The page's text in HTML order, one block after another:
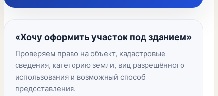
«Хочу оформить участок под зданием»
Проверяем право на объект, кадастровые
сведения, категорию земли, вид разрешённого
использования и возможный способ
предоставления.